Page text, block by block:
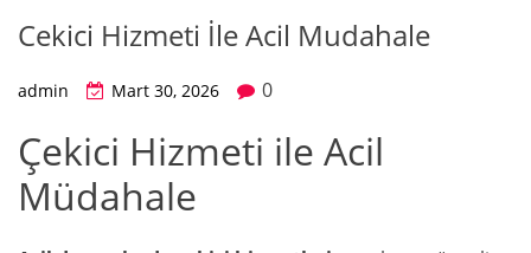
Cekici Hizmeti İle Acil Mudahale
admin Mart 30, 2026 0
Çekici Hizmeti ile Acil
Müdahale